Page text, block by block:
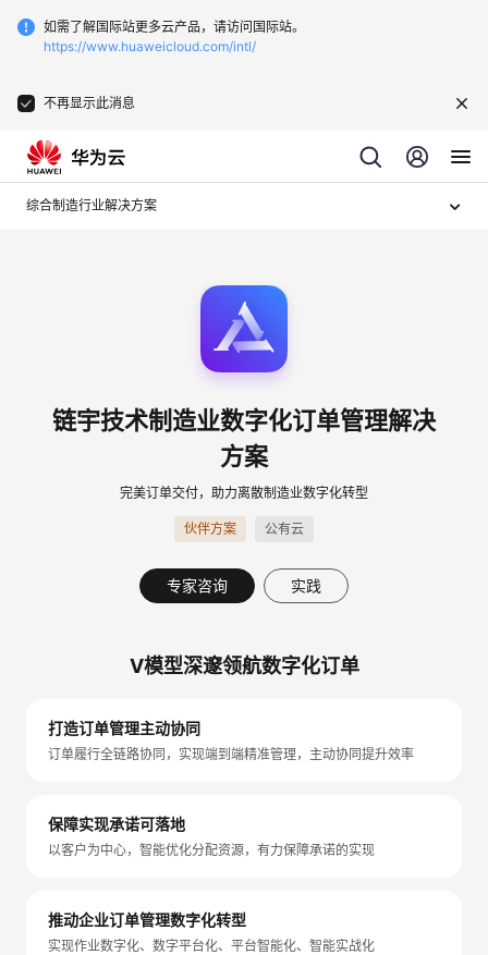
如需了解国际站更多云产品，请访问国际站。
https://www.huaweicloud.com/intl/
不再显示此消息
综合制造行业解决方案
链宇技术制造业数字化订单管理解决
方案
完美订单交付，助力离散制造业数字化转型
伙伴方案 公有云
专家咨询 实践
V模型深邃领航数字化订单
打造订单管理主动协同
订单履行全链路协同，实现端到端精准管理，主动协同提升效率
保障实现承诺可落地
以客户为中心，智能优化分配资源，有力保障承诺的实现
推动企业订单管理数字化转型
实现作业数字化、数字平台化、平台智能化、智能实战化